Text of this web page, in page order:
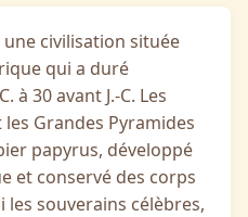
civilisation située
qui a duré
à 30 avant J.-C. Les
Grandes Pyramides
papyrus, développé
et conservé des corps
souverains célèbres,